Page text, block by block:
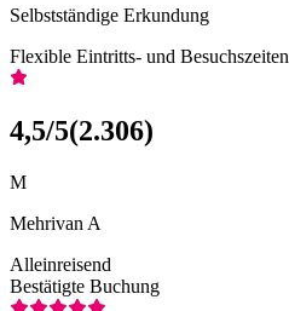
Selbstständige Erkundung
Flexible Eintritts- und Besuchszeiten
4,5/5(2.306)
M
Mehrivan A
Alleinreisend
Bestätigte Buchung